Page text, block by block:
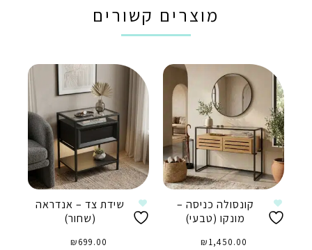
מוצרים קשורים
קונסולה כניסה –
מונקו (טבעי)
₪1,450.00
שידת צד – אנדראה
(שחור)
₪699.00